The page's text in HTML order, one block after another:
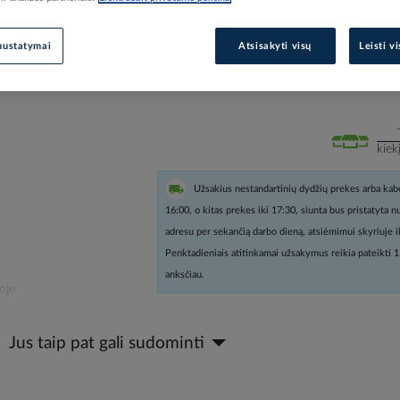
Užsakius nestandartinių dydžių prekes arba
16:00, o kitas prekes iki 17:30, siunta bus pristatyta
adresu per sekančią darbo dieną, atsiėmimui skyriuje
Penktadieniais atitinkamai užsakymus reikia pateikti 1
anksčiau.
Jus taip pat gali sudominti
Atsisakyti visų Leisti